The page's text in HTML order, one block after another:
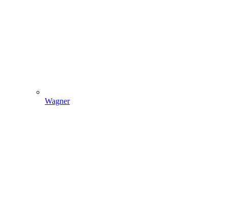
Wagner